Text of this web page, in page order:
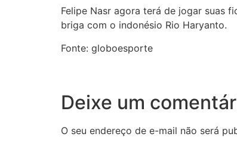
Felipe Nasr agora terá de jogar suas
briga com o indonésio Rio Haryanto.
Fonte: globoesporte
Deixe um
O seu endereço de e-mail não será